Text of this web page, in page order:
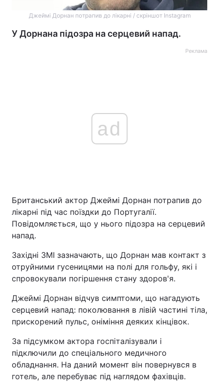
Джеймі Дорнан потрапив до лікарні / скріншот Instagram
У Дорнана підозра на серцевий напад.
Реклама
ad
Британський актор Джеймі Дорнан потрапив до
лікарні під час поїздки до Португалії.
Повідомляється, що у нього підозра на серцевий
напад.
Західні ЗМІ зазначають, що Дорнан мав контакт з
отруйними гусеницями на полі для гольфу, які і
спровокували погіршення стану здоров'я.
Джеймі Дорнан відчув симптоми, що нагадують
серцевий напад: поколювання в лівій частині тіла,
прискорений пульс, оніміння деяких кінцівок.
За підсумком актора госпіталізували і
підключили до спеціального медичного
обладнання. На даний момент він повернувся в
готель, але перебуває під наглядом фахівців.